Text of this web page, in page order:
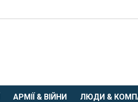
АРМІЇ & ВІЙНИ ЛЮДИ &